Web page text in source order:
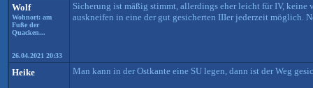
Wolf
Wohnort: am
Fuße der
Quacken...
26.04.2021 20:33
Sicherung ist mäßig stimmt, allerdings eher leicht für IV, keine
auskneifen in eine der gut gesicherten IIIer jederzeit möglich.
Heike Man kann in der Ostkante eine SU legen, dann ist der Weg